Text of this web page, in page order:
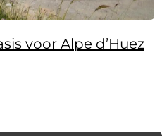
voor Alpe d’Huez